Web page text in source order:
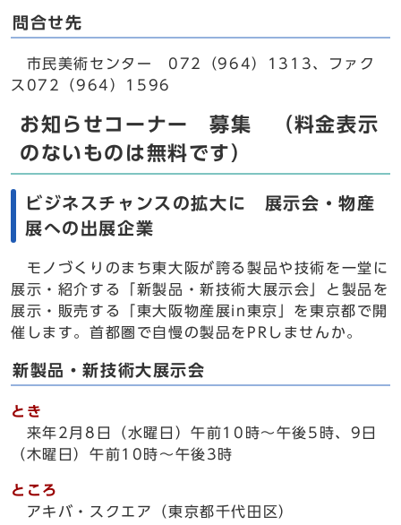
問合せ先
市民美術センター 072（964）1313、ファク
ス072（964）1596
お知らせコーナー 募集 （料金表示
のないものは無料です）
ビジネスチャンスの拡大に 展示会・物産
展への出展企業
モノづくりのまち東大阪が誇る製品や技術を一堂に
展示・紹介する「新製品・新技術大展示会」と製品を
展示・販売する「東大阪物産展in東京」を東京都で開
催します。首都圏で自慢の製品をPRしませんか。
新製品・新技術大展示会
とき
来年2月8日（水曜日）午前10時～午後5時、9日
（木曜日）午前10時～午後3時
ところ
アキバ・スクエア（東京都千代田区）